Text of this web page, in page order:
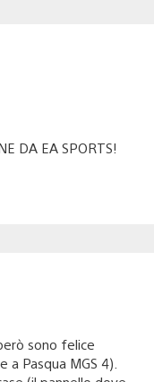
DA EA SPORTS!
sono felice
a Pasqua MGS 4).